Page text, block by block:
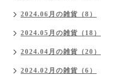
2024.06月の雑貨（8）
2024.05月の雑貨（18）
2024.04月の雑貨（20）
2024.02月の雑貨（6）